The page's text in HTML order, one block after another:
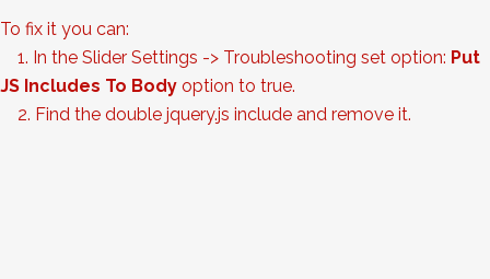
To fix it you can:
1. In the Slider Settings -> Troubleshooting set option: Put
JS Includes To Body option to true.
2. Find the double jquery.js include and remove it.